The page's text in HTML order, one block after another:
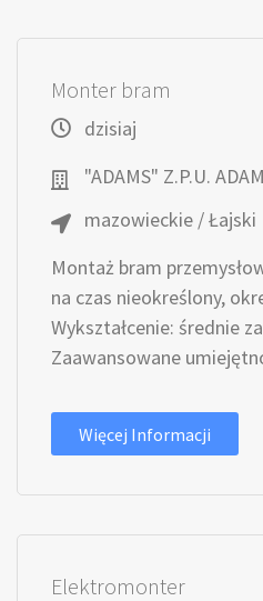
Monter bram
dzisiaj
"ADAMS" Z.P.U.
mazowieckie / Łajski
Montaż bram
na czas nieokreślony,
Wykształcenie: średnie
Zaawansowane
Więcej Informacji
Elektromonter